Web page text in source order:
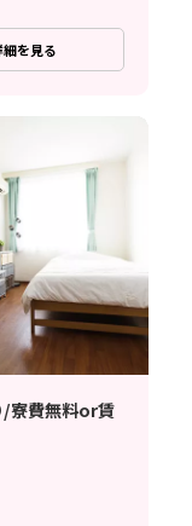
細を見る
/寮費無料or賃